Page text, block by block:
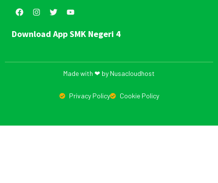
Download App SMK Negeri 4
Made with ❤ by Nusacloudhost
Privacy Policy Cookie Policy